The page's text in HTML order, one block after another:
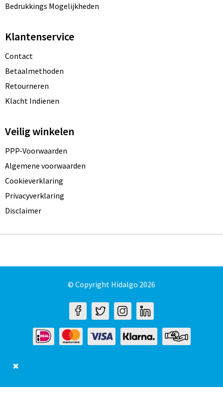
Bedrukkings Mogelijkheden
Klantenservice
Contact
Betaalmethoden
Retourneren
Klacht Indienen
Veilig winkelen
PPP-Voorwaarden
Algemene voorwaarden
Cookieverklaring
Privacyverklaring
Disclaimer
© Copyright Hidalgo 2026
✖